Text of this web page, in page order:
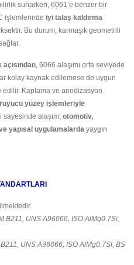
sunarken, 6061’e benzer bir
işlemlerinde iyi talaş kaldırma
Bu durum, karmaşık geometrili
, 6066 alaşımı orta seviyede
kolay kaynak edilemese de uygun
Kaplama ve anodizasyon
yüzey işlemleriyle
sayesinde alaşım; otomotiv,
yapısal uygulamalarda yaygın
B211, UNS A96066, ISO AlMg0.7Si,
UNS A96066, ISO AlMg0.7Si, BS